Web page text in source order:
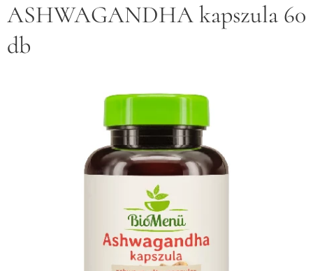
ASHWAGANDHA kapszula 60
db